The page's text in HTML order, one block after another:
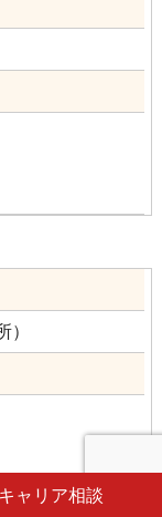
ャリア相談
）